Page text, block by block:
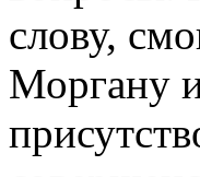
слову,
Моргану